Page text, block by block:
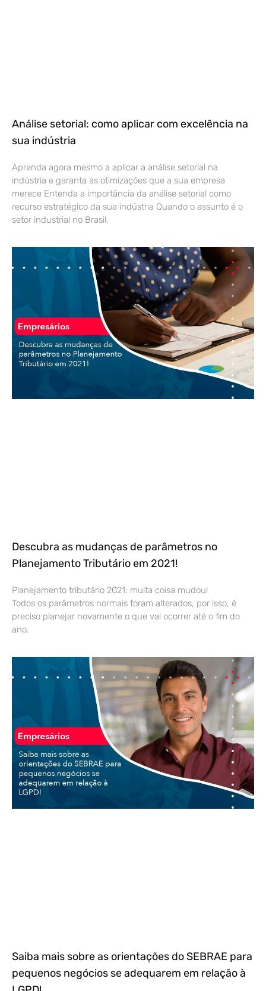
Análise setorial: como aplicar com excelência na
sua indústria
Aprenda agora mesmo a aplicar a análise setorial na
indústria e garanta as otimizações que a sua empresa
merece Entenda a importância da análise setorial como
recurso estratégico da sua indústria Quando o assunto é o
setor industrial no Brasil,
Descubra as mudanças de parâmetros no
Planejamento Tributário em 2021!
Planejamento tributário 2021: muita coisa mudou!
Todos os parâmetros normais foram alterados, por isso, é
preciso planejar novamente o que vai ocorrer até o fim do
ano.
Saiba mais sobre as orientações do SEBRAE para
pequenos negócios se adequarem em relação à